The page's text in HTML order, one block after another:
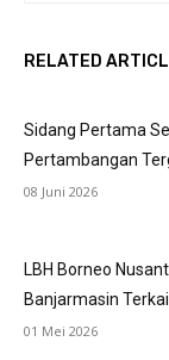
RELATED
Sidang Pertama
Pertambangan
08 Juni 2026
LBH Borneo
Banjarmasin Terkait
01 Mei 2026